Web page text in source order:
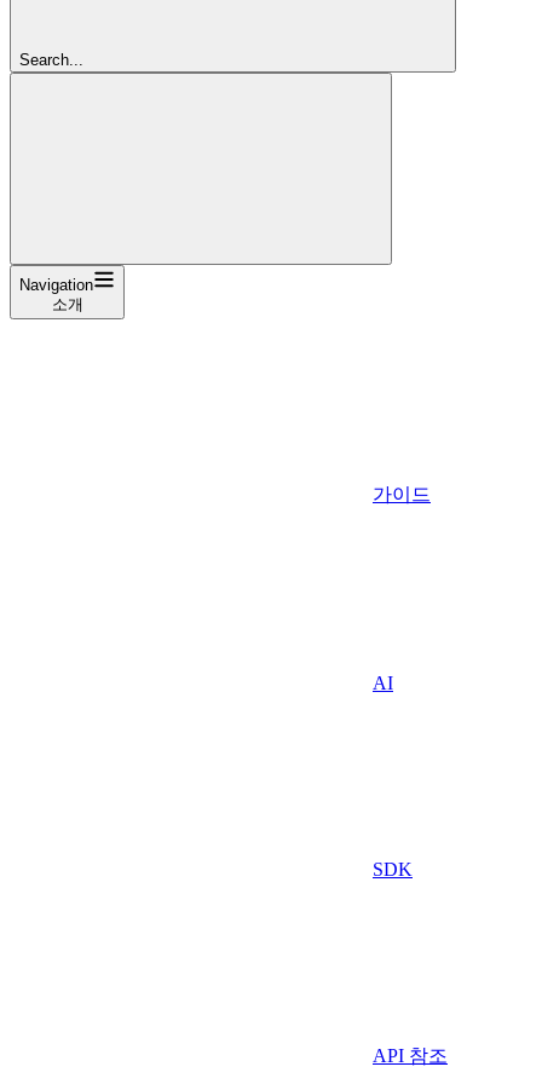
Search...
Navigation
소개
가이드
AI
SDK
API 참조